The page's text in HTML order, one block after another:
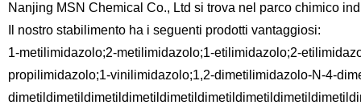
Nanjing MSN Chemical Co., Ltd si trova nel parco chimico
Il nostro stabilimento ha i seguenti prodotti vantaggiosi:
1-metilimidazolo;2-metilimidazolo;1-etilimidazolo;2-
propilimidazolo;1-vinilimidazolo;1,2-dimetilimidazolo-N-4-